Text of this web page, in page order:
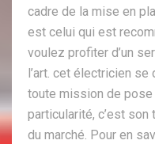
cadre de la mise en
est celui qui est
voulez profiter d’un
l’art. cet électricien
toute mission de
particularité, c’est
du marché. Pour en